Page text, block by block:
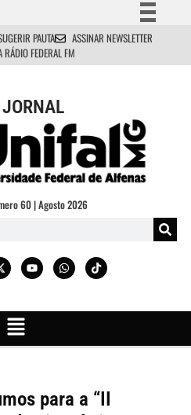
Simplifique!
Comunica BR
Acesso à informação
Legislação
Canais
PAUTA
ASSINAR NEWSLETTER
RÁDIO FEDERAL FM
JORNAL
60 | Agosto 2026
para a “II